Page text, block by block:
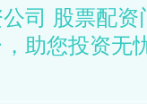
司 股票配资
助您投资无